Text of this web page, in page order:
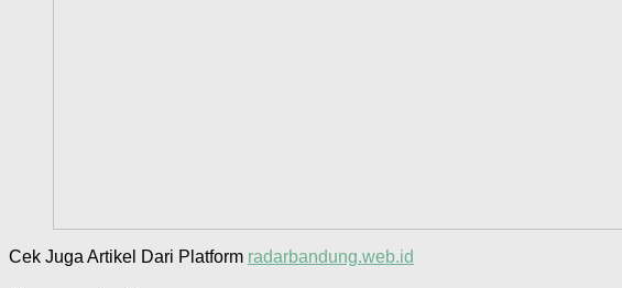
Cek Juga Artikel Dari Platform radarbandung.web.id